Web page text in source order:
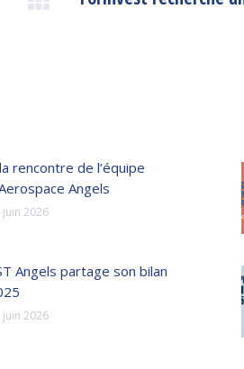
Article
rencontre de l’équipe
Angels
juin 2026
Angels partage son bilan
juin 2026